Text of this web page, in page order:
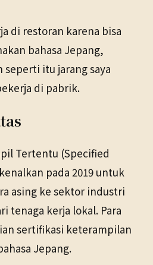
di restoran karena bisa
bahasa Jepang,
itu jarang saya
di pabrik.
Tertentu (Specified
pada 2019 untuk
asing ke sektor industri
tenaga kerja lokal. Para
sertifikasi keterampilan
Jepang.